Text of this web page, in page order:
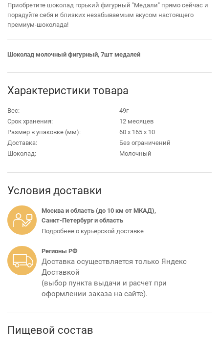
Приобретите шоколад горький фигурный "Медали" прямо сейчас и
порадуйте себя и близких незабываемым вкусом настоящего
премиум-шоколада!
Шоколад молочный фигурный, 7шт медалей
Характеристики товара
Вес:
49г
Срок хранения:
12 месяцев
Размер в упаковке (мм):
60 х 165 х 10
Доставка:
Без ограничений
Шоколад:
Молочный
Условия доставки
Москва и область (до 10 км от МКАД),
Санкт-Петербург и область
Подробнее о курьерской доставке
Регионы РФ
Доставка осуществляется только Яндекс
Доставкой
(выбор пункта выдачи и расчет при
оформлении заказа на сайте).
Пищевой состав